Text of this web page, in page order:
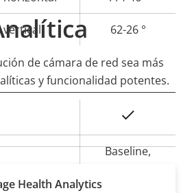
vertical 62-26 °
la
propiedad
Baseline,
de cámara de red sea más
y funcionalidad potentes.
Health Analytics